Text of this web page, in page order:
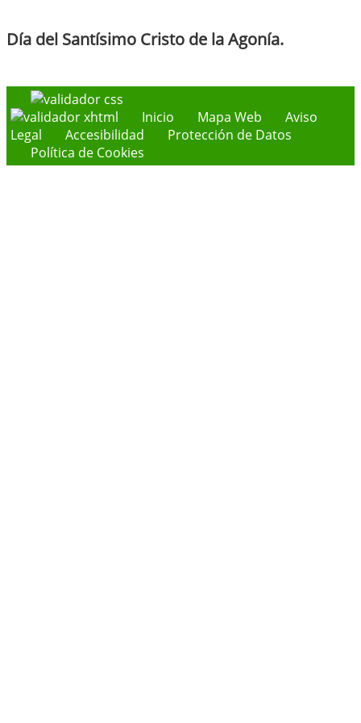
Día del Santísimo Cristo de la Agonía.
Inicio Mapa Web
Aviso
Legal
Accesibilidad
Protección de Datos
Política de Cookies